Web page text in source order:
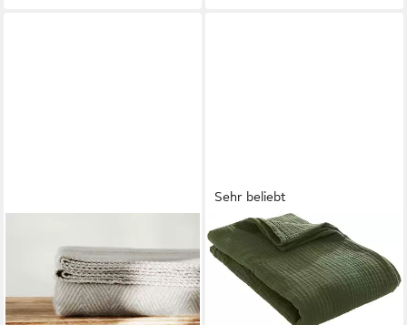
Wolldecke leichte
Kuscheldecke FINN aus 100%
weicher Bio-Baumwolle
140x200cm, Bio- Sofadecke
Sehr beliebt
LEGER HOME BY LENA GERCKE
Wohndecke HEVIN,
Tagesdecke im Baumwoll-
Crinkle-Effekt, Musselin,
Kuscheldecke